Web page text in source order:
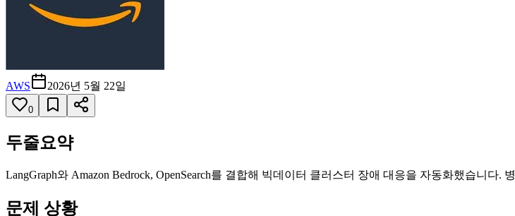
AWS 2026년 5월 22일
0
두줄요약
LangGraph와 Amazon Bedrock, OpenSearch를 결합해 빅데이터 클러스터 장애 대응을 자동화했습니
문제 상황